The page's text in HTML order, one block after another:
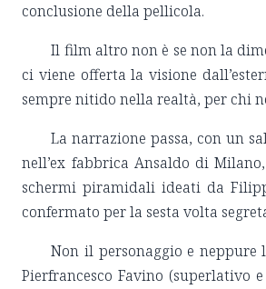
conclusione della pellicola.
Il film altro non è se non la
ci viene offerta la visione
sempre nitido nella realtà, per chi
La narrazione passa, con un
nell’ex fabbrica Ansaldo di
schermi piramidali ideati da
confermato per la sesta volta
Non il personaggio e
Pierfrancesco Favino (superlativo